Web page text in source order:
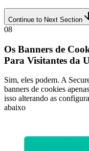
Continue to Next Section
08
Os Banners de
Para Visitantes da
Sim, eles podem. A
banners de cookies
isso alterando as
abaixo